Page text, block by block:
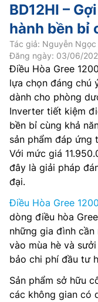
BD12HI –
hành bền bỉ
Tác giả: Nguyễn Ngọc
Đăng ngày: 03/06/
Điều Hòa Gree
lựa chọn đáng chú
dành cho phòng
Inverter tiết kiệm
bền bỉ cùng khả
sản phẩm đáp ứng
Với mức giá
đây là giải pháp
đại.
Điều Hòa Gree
dòng điều hòa
những gia đình
vào mùa hè và
bảo chi phí đầu tư
Sản phẩm sở hữu
các không gian có